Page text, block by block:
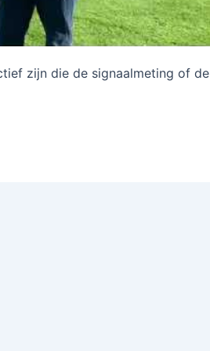
zijn die de signaalmeting of